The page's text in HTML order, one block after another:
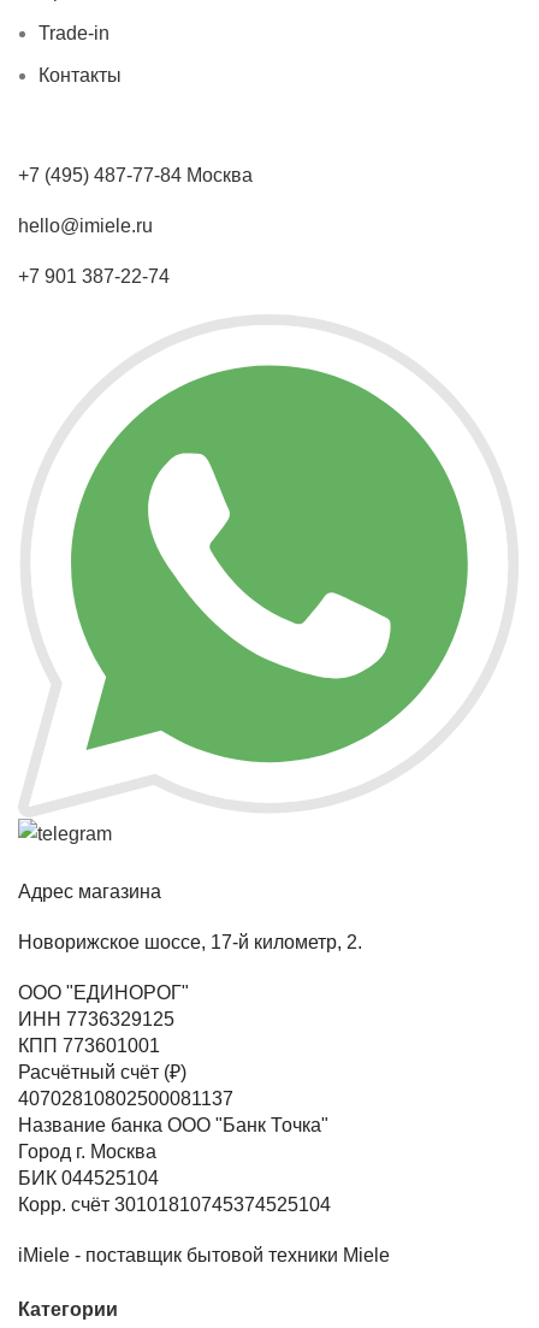
Trade-in
Контакты
+7 (495) 487-77-84 Москва
hello@imiele.ru
+7 901 387-22-74
Адрес магазина
Новорижское шоссе, 17-й километр, 2.
ООО "ЕДИНОРОГ"
ИНН 7736329125
КПП 773601001
Расчётный счёт (₽)
40702810802500081137
Название банка ООО "Банк Точка"
Город г. Москва
БИК 044525104
Корр. счёт 30101810745374525104
iMiele - поставщик бытовой техники Miele
Категории